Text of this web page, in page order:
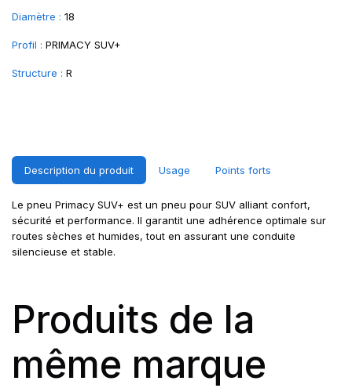
Diamètre : 18
Profil : PRIMACY SUV+
Structure : R
Description du produit Usage Points forts
Le pneu Primacy SUV+ est un pneu pour SUV alliant confort,
sécurité et performance. Il garantit une adhérence optimale sur
routes sèches et humides, tout en assurant une conduite
silencieuse et stable.
Produits de la
même marque